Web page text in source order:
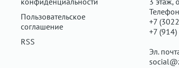
Пользовательское
соглашение
RSS
+7
+7
Эл.